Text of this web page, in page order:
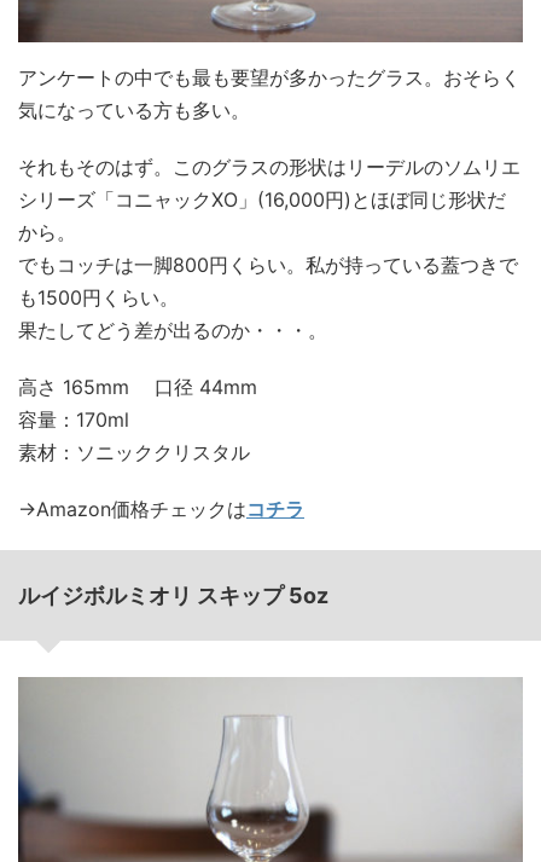
アンケートの中でも最も要望が多かったグラス。おそらく
気になっている方も多い。
それもそのはず。このグラスの形状はリーデルのソムリエ
シリーズ「コニャックXO」(16,000円)とほぼ同じ形状だ
から。
でもコッチは一脚800円くらい。私が持っている蓋つきで
も1500円くらい。
果たしてどう差が出るのか・・・。
高さ 165mm 口径 44mm
容量：170ml
素材：ソニッククリスタル
→Amazon価格チェックはコチラ
ルイジボルミオリ スキップ 5oz